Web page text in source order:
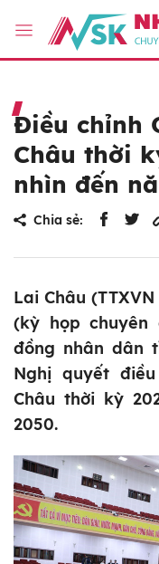
Điều chỉnh
Châu thời
nhìn đến
Chia sẻ:
Lai Châu
(kỳ họp chuyên
đồng nhân dân
Nghị quyết
Châu thời kỳ
2050.